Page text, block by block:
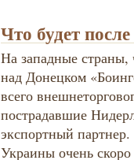
Что будет
На западные страны,
над Донецком
всего
пострадавшие
экспортный
Украины очень